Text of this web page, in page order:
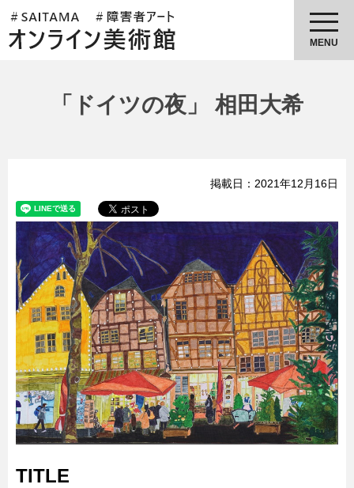
埼玉県障害者アートオンライン美
術館
MENU
「ドイツの夜」 相田大希
掲載日：2021年12月16日
TITLE